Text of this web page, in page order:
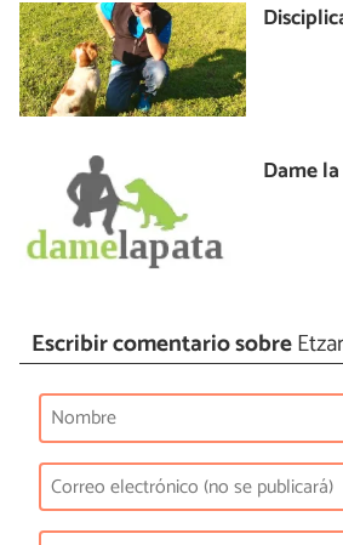
Dame
Escribir comentario sobre